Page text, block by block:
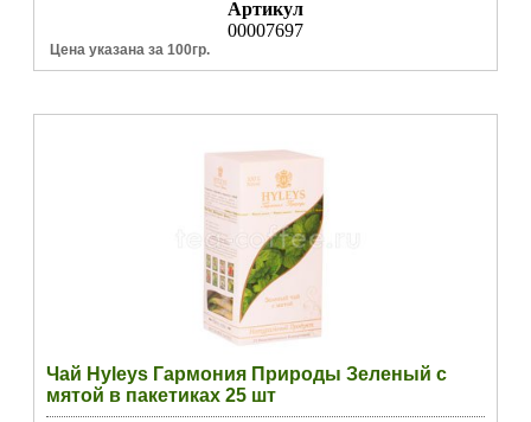
Артикул
00007697
Цена указана за 100гр.
Чай Hyleys Гармония Природы Зеленый с
мятой в пакетиках 25 шт